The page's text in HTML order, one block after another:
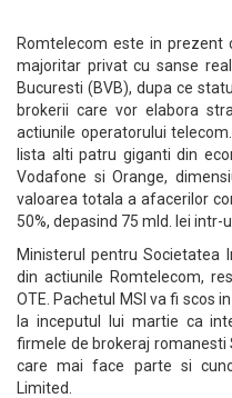
Romtelecom este in prezent
majoritar privat cu sanse
Bucuresti (BVB), dupa ce
brokerii care vor elabora
actiunile operatorului
lista alti patru giganti din
Vodafone si Orange,
valoarea totala a afacerilor
50%, depasind 75 mld. lei intr-
Ministerul pentru Societatea
din actiunile Romtelecom,
OTE. Pachetul MSI va fi scos
la inceputul lui martie ca
firmele de brokeraj romanesti
care mai face parte si
Limited.